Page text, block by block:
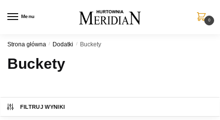
Menu
0
Strona główna / Dodatki / Buckety
Buckety
FILTRUJ WYNIKI